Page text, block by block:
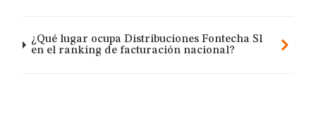
¿Qué lugar ocupa Distribuciones Fontecha Sl
en el ranking de facturación nacional?